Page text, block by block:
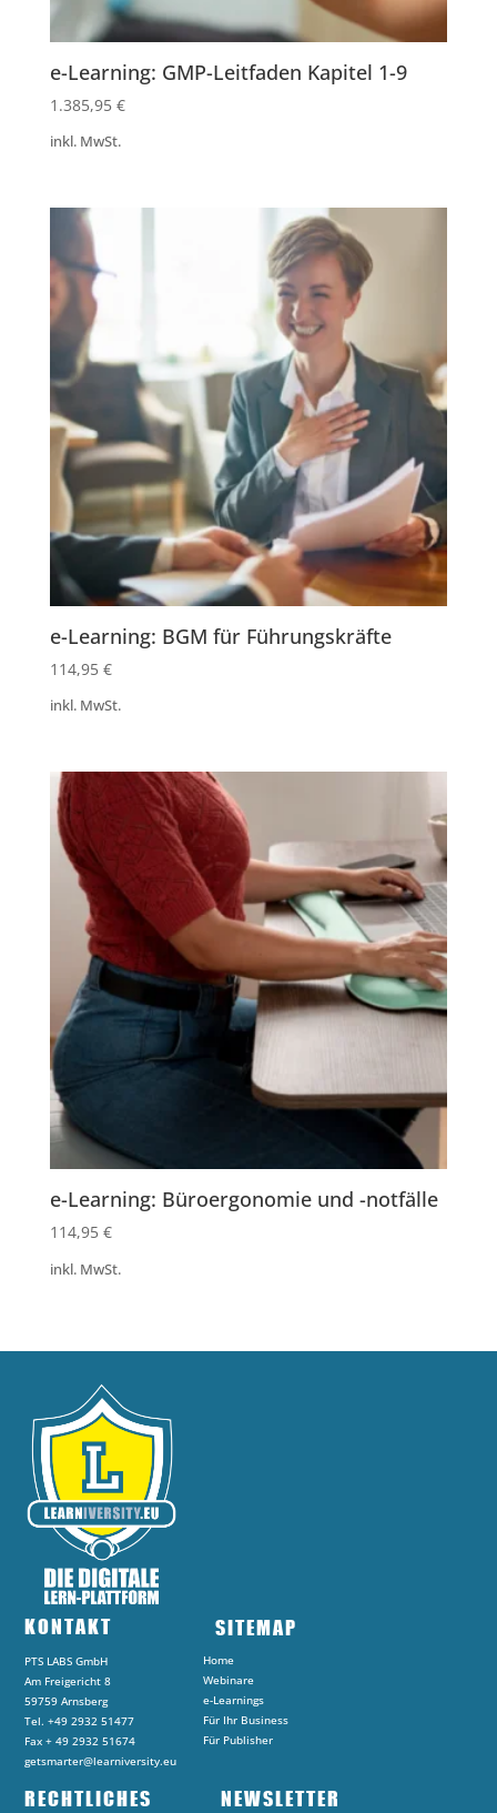
e-Learning: GMP-Leitfaden Kapitel 1-9
1.385,95 €
inkl. MwSt.
e-Learning: BGM für Führungskräfte
114,95 €
inkl. MwSt.
e-Learning: Büroergonomie und -notfälle
114,95 €
inkl. MwSt.
KONTAKT
PTS LABS GmbH
Am Freigericht 8
59759 Arnsberg
Tel. +49 2932 51477
Fax + 49 2932 51674
getsmarter@learniversity.eu
SITEMAP
Home
Webinare
e-Learnings
Für Ihr Business
Für Publisher
RECHTLICHES NEWSLETTER